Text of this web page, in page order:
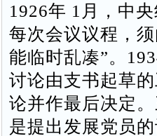
1926年 1月，中
每次会议议程，
能临时乱凑”。
讨论由支书起草
论并作最后决定
是提出发展党员